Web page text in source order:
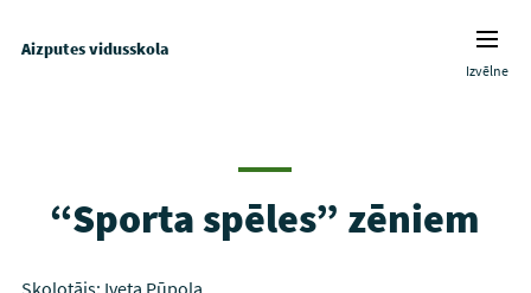
Aizputes vidusskola
Izvēlne
“Sporta spēles” zēniem
Skolotājs: Iveta Pūpola